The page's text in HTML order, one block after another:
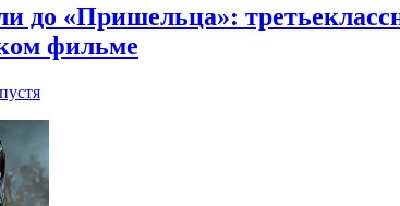
до «Пришельца»:
фильме